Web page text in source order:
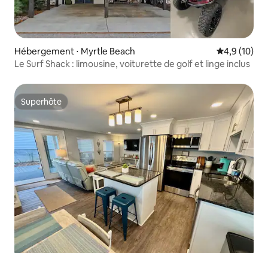
Hébergement ⋅ Myrtle Beach Évaluation
4,9 (10)
Le Surf Shack : limousine, voiturette de golf et linge inclus
Superhôte
Superhôte